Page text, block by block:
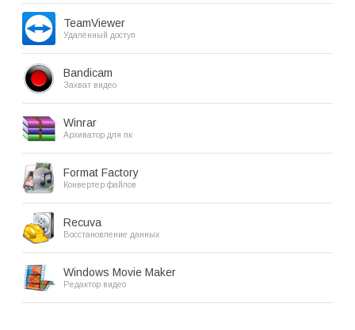
TeamViewer
Удалённый доступ
Bandicam
Захват видео
Winrar
Архиватор для пк
Format Factory
Конвертер файлов
Recuva
Восстановление данных
Windows Movie Maker
Редактор видео